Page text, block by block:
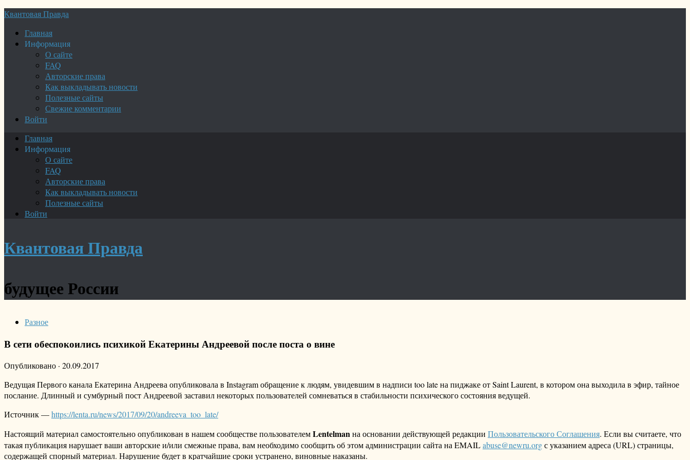
Квантовая Правда
Главная
Информация
О сайте
FAQ
Авторские права
Как выкладывать новости
Полезные сайты
Свежие комментарии
Войти
Главная
Информация
О сайте
FAQ
Авторские права
Как выкладывать новости
Полезные сайты
Войти
Квантовая Правда
будущее России
Разное
В сети обеспокоились психикой Екатерины Андреевой после поста о вине
Опубликовано · 20.09.2017
Ведущая Первого канала Екатерина Андреева опубликовала в Instagram обращение к людям, увидевшим в надписи too late на пиджаке от Saint Laurent, в котором она выходила в эфир, тайное
послание. Длинный и сумбурный пост Андреевой заставил некоторых пользователей сомневаться в стабильности психического состояния ведущей.
Источник —https://lenta.ru/news/2017/09/20/andreeva_too_late/
Настоящий материал самостоятельно опубликован в нашем сообществе пользователемLentelmanна основании действующей редакции Пользовательского Соглашения. Если вы считаете, что
такая публикация нарушает ваши авторские и/или смежные права, вам необходимо сообщить об этом администрации сайта на EMAILabuse@newru.orgс указанием адреса (URL) страницы,
содержащей спорный материал. Нарушение будет в кратчайшие сроки устранено, виновные наказаны.